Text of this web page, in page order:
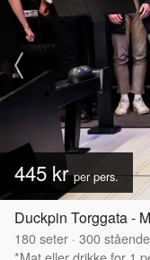
445 krper pers.
Duckpin Torggata -
180seter · 300stående